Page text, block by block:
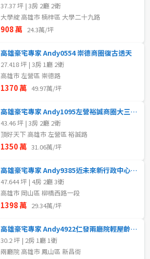
37.37 坪 | 3房 2廳 2衛
大學綻 高雄市 楠梓區 大學二十九路
908 萬 24.3萬/坪
高雄豪宅專家 Andy0554 崇德商圈復古透天
27.418 坪 | 3房 1廳 2衛
高雄市 左營區 崇德路
1370 萬 49.97萬/坪
高雄豪宅專家 Andy1095左營裕誠商圈大三房平車
43.46 坪 | 3房 2廳 2衛
頂好天下 高雄市 左營區 裕誠路
1350 萬 31.06萬/坪
高雄豪宅專家 Andy9385近未來新行政中心超值美透天
47.644 坪 | 4房 2廳 3衛
高雄市 岡山區 柳橋西路一段
1398 萬 29.34萬/坪
高雄豪宅專家 Andy4922仁發兩廳院輕屋齡兩房平車
30.2 坪 | 2房 1廳 1衛
兩廳院 高雄市 鳳山區 新昌街